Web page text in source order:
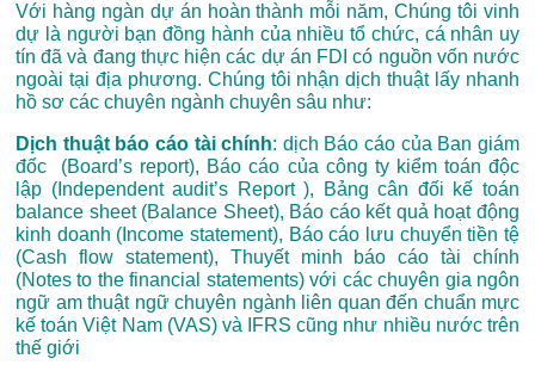
Với hàng ngàn dự án hoàn thành mỗi năm, Chúng tôi vinh
dự là người bạn đồng hành của nhiều tổ chức, cá nhân uy
tín đã và đang thực hiện các dự án FDI có nguồn vốn nước
ngoài tại địa phương. Chúng tôi nhận dịch thuật lấy nhanh
hồ sơ các chuyên ngành chuyên sâu như:
Dịch thuật báo cáo tài chính: dịch Báo cáo của Ban giám
đốc (Board’s report), Báo cáo của công ty kiểm toán độc
lập (Independent audit’s Report ), Bảng cân đối kế toán
balance sheet (Balance Sheet), Báo cáo kết quả hoạt động
kinh doanh (Income statement), Báo cáo lưu chuyển tiền tệ
(Cash flow statement), Thuyết minh báo cáo tài chính
(Notes to the financial statements) với các chuyên gia ngôn
ngữ am thuật ngữ chuyên ngành liên quan đến chuẩn mực
kế toán Việt Nam (VAS) và IFRS cũng như nhiều nước trên
thế giới